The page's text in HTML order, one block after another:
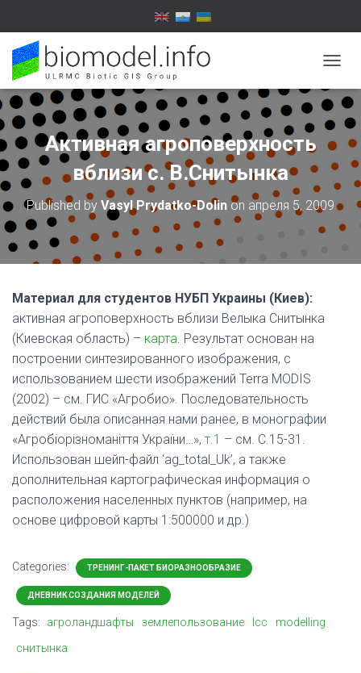
O
G
G
E
N
A
I
Активная агроповерхность
вблизи с. В.Снитынка
Published by Vasyl Prydatko-Dolin on апреля 5, 2009
Материал для студентов НУБП Украины (Киев):
активная агроповерхность вблизи Велыка Снитынка
(Киевская область) – карта. Результат основан на
построении синтезированного изображения, с
использованием шести изображений Terra MODIS
(2002) – см. ГИС «Агробио». Последовательность
действий была описанная нами ранее, в монографии
«Агробіорізноманіття України…», т.1 – см. С.15-31.
Использован шейп-файл ‘ag_total_Uk’, а также
дополнительная картографическая информация о
расположения населенных пунктов (например, на
основе цифровой карты 1:500000 и др.)
Categories: ТРЕНИНГ-ПАКЕТ БИОРАЗНООБРАЗИЕ
ДНЕВНИК СОЗДАНИЯ МОДЕЛЕЙ
Tags: агроландшафты землепользование lcc
modelling
снитынка